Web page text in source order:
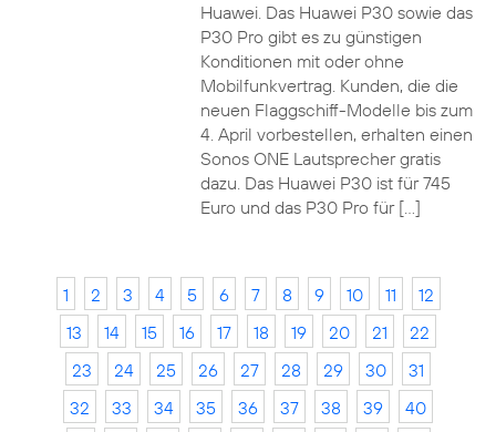
Huawei. Das Huawei P30 sowie das
P30 Pro gibt es zu günstigen
Konditionen mit oder ohne
Mobilfunkvertrag. Kunden, die die
neuen Flaggschiff-Modelle bis zum
4. April vorbestellen, erhalten einen
Sonos ONE Lautsprecher gratis
dazu. Das Huawei P30 ist für 745
Euro und das P30 Pro für […]
1 2 3 4 5 6 7 8 9 10 11
12
13
14 15 16 17 18 19 20 21
22
23
24 25 26 27 28 29 30
31
32
33 34 35 36 37 38 39
40